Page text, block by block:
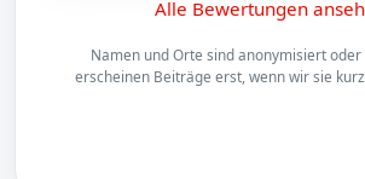
Alle Bewertungen
Namen und Orte sind anonymisiert
erscheinen Beiträge erst, wenn wir sie